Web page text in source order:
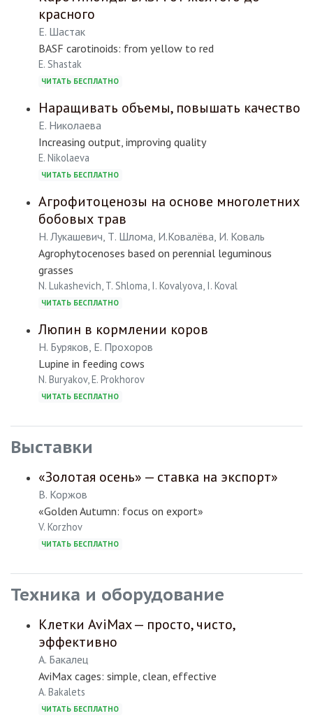
красного
Е. Шастак
BASF carotinoids: from yellow to red
E. Shastak
ЧИТАТЬ БЕСПЛАТНО
Наращивать объемы, повышать качество
Е. Николаева
Increasing output, improving quality
E. Nikolaeva
ЧИТАТЬ БЕСПЛАТНО
Агрофитоценозы на основе многолетних
бобовых трав
Н. Лукашевич, Т. Шлома, И.Ковалёва, И. Коваль
Agrophytocenoses based on perennial leguminous
grasses
N. Lukashevich, T. Shloma, I. Kovalyova, I. Koval
ЧИТАТЬ БЕСПЛАТНО
Люпин в кормлении коров
Н. Буряков, Е. Прохоров
Lupine in feeding cows
N. Buryakov, E. Prokhorov
ЧИТАТЬ БЕСПЛАТНО
Выставки
«Золотая осень» — ставка на экспорт»
В. Коржов
«Golden Autumn: focus on export»
V. Korzhov
ЧИТАТЬ БЕСПЛАТНО
Техника и оборудование
Клетки AviMax — просто, чисто,
эффективно
А. Бакалец
AviMax cages: simple, clean, effective
A. Bakalets
ЧИТАТЬ БЕСПЛАТНО